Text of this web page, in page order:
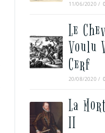
11/06/2020 /
Le
Voulu
Cerf
20/08/2020 /
La
II